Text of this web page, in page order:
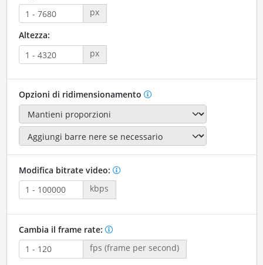
px
Altezza:
px
Opzioni di ridimensionamento
Modifica bitrate video:
kbps
Cambia il frame rate:
fps (frame per second)